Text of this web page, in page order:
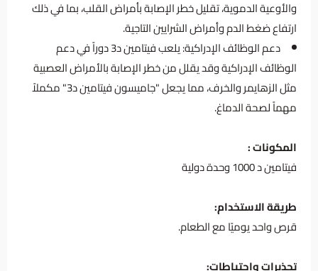
والأوعية الدموية، تقليل خطر الإصابة بأمراض القلب، بما في ذلك
ارتفاع ضغط الدم وأمراض الشرايين التاجية.
دعم الوظائف الإدراكية: يلعب فيتامين د3 دوراً في دعم
الوظائف الإدراكية وقد يقلل من خطر الإصابة بالأمراض العصبية
مثل الزهايمر والخرف، مما يجعل "جاميسون فيتامين د3" مكملاً
مهماً لصحة الدماغ.
المكونات :
فيتامين د 1000 وحدة دولية
طريقة الاستخدام:
قرص واحد يوميًا مع الطعام.
تحذيرات واحتياطات: